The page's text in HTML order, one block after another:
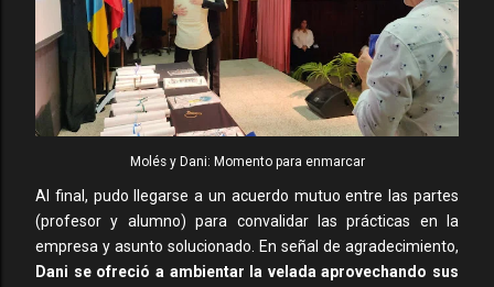
Molés y Dani: Momento para enmarcar
Al final, pudo llegarse a un acuerdo mutuo entre las partes
(profesor y alumno) para convalidar las prácticas en la
empresa y asunto solucionado. En señal de agradecimiento,
Dani se ofreció a ambientar la velada aprovechando sus